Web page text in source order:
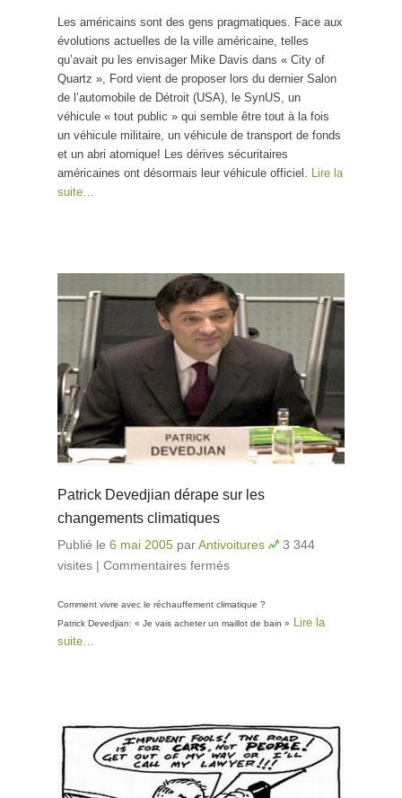
Les américains sont des gens pragmatiques. Face aux
évolutions actuelles de la ville américaine, telles
qu’avait pu les envisager Mike Davis dans « City of
Quartz », Ford vient de proposer lors du dernier Salon
de l’automobile de Détroit (USA), le SynUS, un
véhicule « tout public » qui semble être tout à la fois
un véhicule militaire, un véhicule de transport de fonds
et un abri atomique! Les dérives sécuritaires
américaines ont désormais leur véhicule officiel. Lire la
suite…
Patrick Devedjian dérape sur les
changements climatiques
Publié le 6 mai 2005 parAntivoitures
3 344
visites | Commentaires fermés
changements
climatiques
Comment vivre avec le réchauffement climatique ?
Patrick Devedjian: « Je vais acheter un maillot de bain » Lire la
suite…